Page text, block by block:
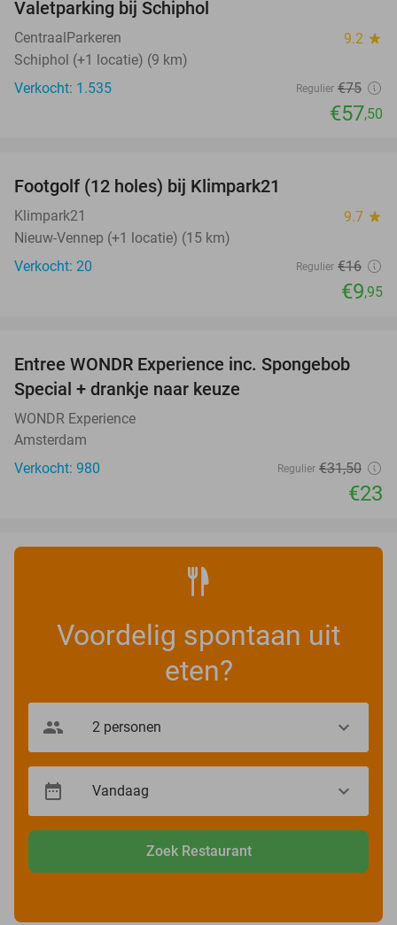
Valetparking bij Schiphol
CentraalParkeren 9.2 star
Schiphol (+1 locatie) (9 km)
Verkocht: 1.535
Regulier €75
€57,50
NEW
TODAY
Footgolf (12 holes) bij Klimpark21
Klimpark21 9.7 star
Nieuw-Vennep (+1 locatie) (15 km)
Verkocht: 20
Regulier €16
€9,95
27%
Entree WONDR Experience inc. Spongebob
Special + drankje naar keuze
WONDR Experience
Amsterdam
Verkocht: 980
Regulier €31,50
€23
Voordelig spontaan uit
eten?
Zoek Restaurant